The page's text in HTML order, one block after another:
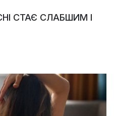
СТАЄ СЛАБШИМ І